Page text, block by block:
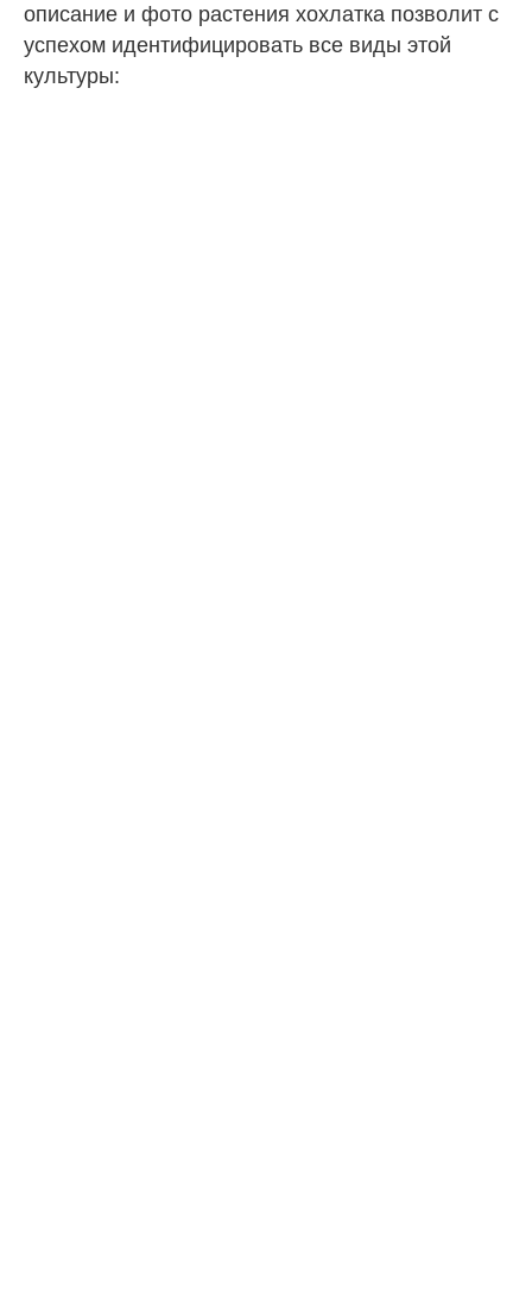
описание и фото растения хохлатка позволит с
успехом идентифицировать все виды этой
культуры: